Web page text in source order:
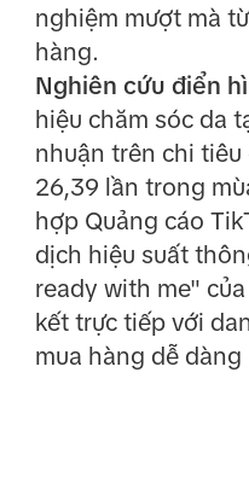
nghiệm mượt mà
hàng.
Nghiên cứu điển
hiệu chăm sóc da
nhuận trên chi tiêu
26,39 lần trong
hợp Quảng cáo
dịch hiệu suất
ready with me"
kết trực tiếp với
mua hàng dễ dàng